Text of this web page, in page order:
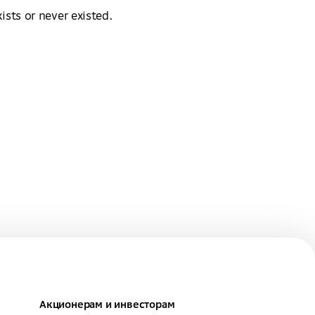
or never existed.
Акционерам и инвесторам